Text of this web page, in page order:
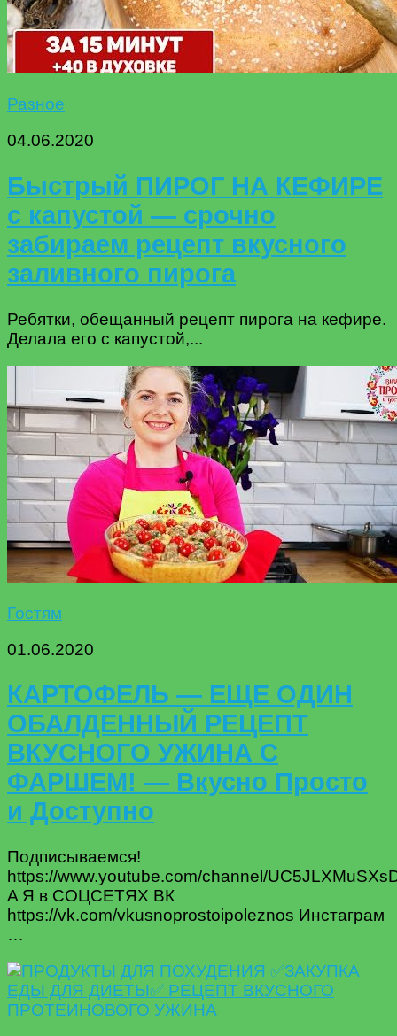
Разное
04.06.2020
Быстрый ПИРОГ НА КЕФИРЕ
с капустой — срочно
забираем рецепт вкусного
заливного пирога
Ребятки, обещанный рецепт пирога на кефире.
Делала его с капустой,...
Гостям
01.06.2020
КАРТОФЕЛЬ — ЕЩЕ ОДИН
ОБАЛДЕННЫЙ РЕЦЕПТ
ВКУСНОГО УЖИНА С
ФАРШЕМ! — Вкусно Просто
и Доступно
Подписываемся!
https://www.youtube.com/channel/
A Я в СОЦСЕТЯХ ВК
https://vk.com/vkusnoprostoipoleznos Инстаграм
…